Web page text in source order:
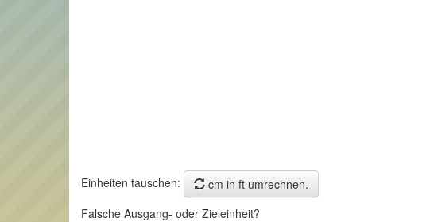
Einheiten tauschen:
cm in ft umrechnen.
Falsche Ausgang- oder Zieleinheit?